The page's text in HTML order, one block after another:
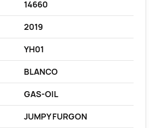
14660
2019
YH01
BLANCO
GAS-OIL
JUMPY FURGON